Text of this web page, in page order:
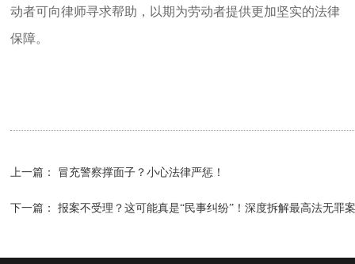
动者可向律师寻求帮助，以期为劳动者提供更加坚实的法律
保障。
上一篇： 冒充警察撑面子？小心法律严惩！
下一篇：报案不受理？这可能真是“民事纠纷”！深度拆解最高法无罪